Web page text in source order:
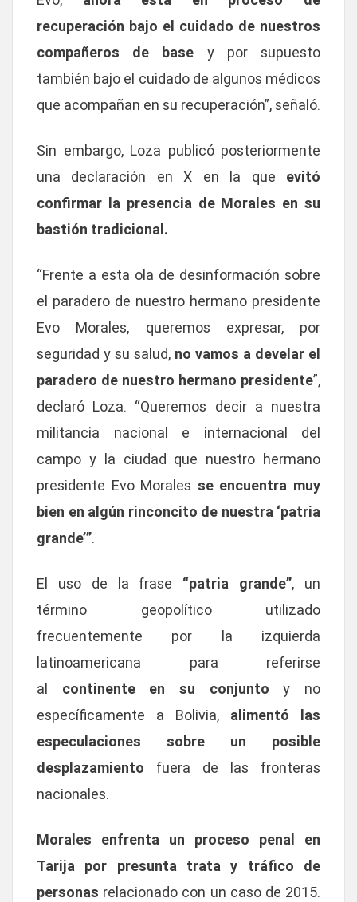
recuperación bajo el cuidado de nuestros
compañeros de base
y por supuesto
también bajo el cuidado de algunos médicos
que acompañan en su recuperación”, señaló.
Sin embargo, Loza publicó posteriormente
una declaración en X en la que evitó
confirmar la presencia de Morales en su
bastión tradicional.
“Frente a esta ola de desinformación sobre
el paradero de nuestro hermano presidente
Evo Morales, queremos expresar, por
seguridad y su salud, no vamos a develar el
paradero de nuestro hermano presidente”,
declaró Loza. “Queremos decir a nuestra
militancia nacional e internacional del
campo y la ciudad que nuestro hermano
presidente Evo Morales se encuentra muy
bien en algún rinconcito de nuestra ‘patria
grande’”.
El uso de la frase “patria grande”, un
término geopolítico utilizado
frecuentemente por la izquierda
latinoamericana para referirse
al
continente en su conjunto
y no
específicamente a Bolivia,
alimentó las
especulaciones sobre un posible
desplazamiento
fuera de las fronteras
nacionales.
Morales enfrenta un proceso penal en
Tarija por presunta trata y tráfico de
personas relacionado con un caso de 2015.